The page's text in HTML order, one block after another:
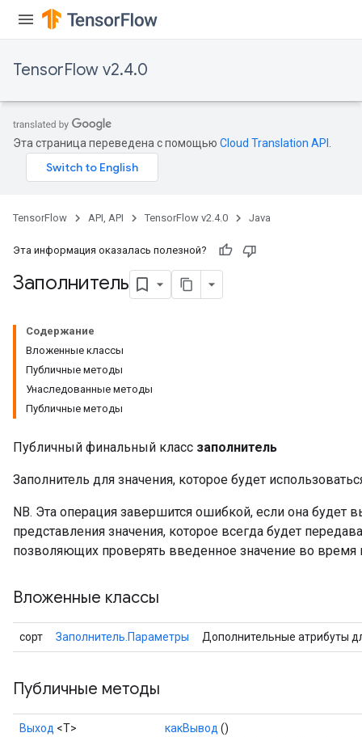
TensorFlow v2.4.0
Эта страница переведена с помощью Cloud Translation API
TensorFlow API, API TensorFlow v2.4.0 Java
Эта информация оказалась полезной?
Заполнитель
Содержание
Вложенные классы
Публичные методы
Унаследованные методы
Публичные методы
Публичный финальный класс заполнитель
Заполнитель для значения, которое будет
NB. Эта операция завершится ошибкой, если она будет
представления значения, которое всегда будет
позволяющих проверять введенное значение во время
Вложенные классы
сорт Заполнитель.Параметры Дополнительные атрибуты
Публичные методы
Выход <Т> какВывод ()